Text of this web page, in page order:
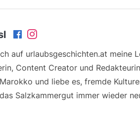
auf urlaubsgeschichten.at meine
Content Creator und
und liebe es, fremde
Salzkammergut immer wieder